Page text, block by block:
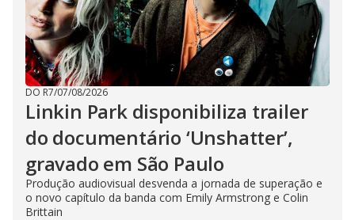
DO R7/07/08/2026
Linkin Park disponibiliza trailer
do documentário ‘Unshatter’,
gravado em São Paulo
Produção audiovisual desvenda a jornada de superação e
o novo capítulo da banda com Emily Armstrong e Colin
Brittain